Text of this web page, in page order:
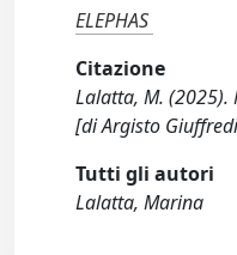
ELEPHAS
Citazione
Lalatta, M. (2025).
[di Argisto
Tutti gli autori
Lalatta, Marina